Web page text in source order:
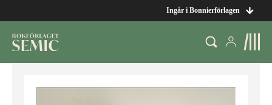
Ingår i Bonnierförlagen